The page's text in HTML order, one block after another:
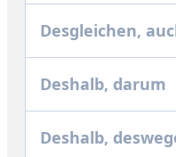
Desgleichen,
Deshalb, darum
Deshalb,